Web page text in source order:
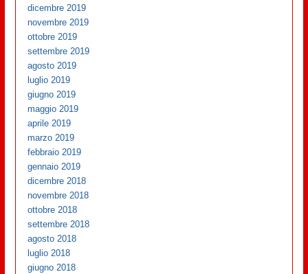
dicembre 2019
novembre 2019
ottobre 2019
settembre 2019
agosto 2019
luglio 2019
giugno 2019
maggio 2019
aprile 2019
marzo 2019
febbraio 2019
gennaio 2019
dicembre 2018
novembre 2018
ottobre 2018
settembre 2018
agosto 2018
luglio 2018
giugno 2018